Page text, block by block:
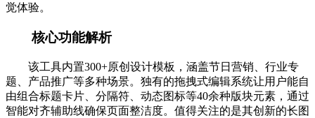
觉体验。
核心功能解析
该工具内置300+原创设计模板，涵盖节日营销、行业专
题、产品推广等多种场景。独有的拖拽式编辑系统让用户能自
由组合标题卡片、分隔符、动态图标等40余种版块元素，通过
智能对齐辅助线确保页面整洁度。值得关注的是其创新的长图